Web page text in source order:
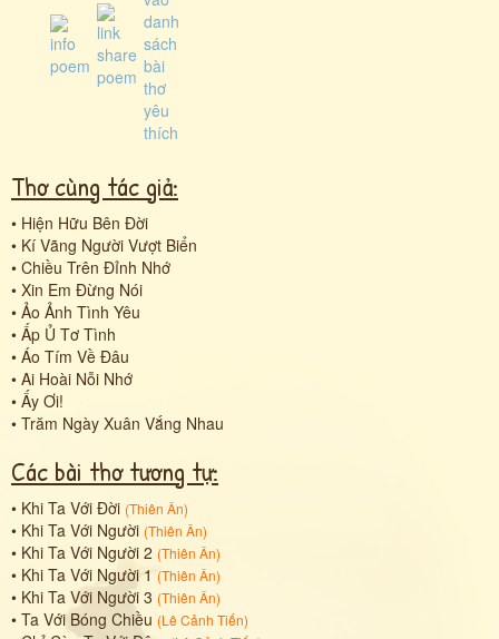
Thơ cùng tác giả:
• Hiện Hữu Bên Đời
• Kí Vãng Người Vượt Biển
• Chiều Trên Đỉnh Nhớ
• Xin Em Đừng Nói
• Ảo Ảnh Tình Yêu
• Ấp Ủ Tơ Tình
• Áo Tím Về Đâu
• Ai Hoài Nỗi Nhớ
• Ấy Ơi!
• Trăm Ngày Xuân Vắng Nhau
Các bài thơ tương tự:
• Khi Ta Với Đời (Thiên Ân)
• Khi Ta Với Người (Thiên Ân)
• Khi Ta Với Người 2 (Thiên Ân)
• Khi Ta Với Người 1 (Thiên Ân)
• Khi Ta Với Người 3 (Thiên Ân)
• Ta Với Bóng Chiều (Lê Cảnh Tiến)